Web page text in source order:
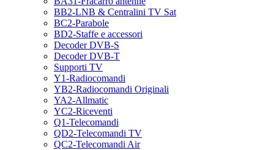
BB2-LNB & Centralini TV Sat
BC2-Parabole
BD2-Staffe e accessori
Decoder DVB-S
Decoder DVB-T
Supporti TV
Y1-Radiocomandi
YB2-Radiocomandi Originali
YA2-Allmatic
YC2-Riceventi
Q1-Telecomandi
QD2-Telecomandi TV
QC2-Telecomandi Air